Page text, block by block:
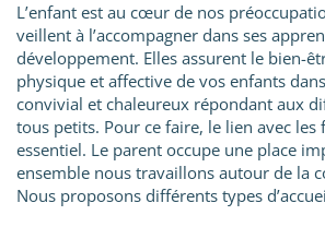
L’enfant est au cœur de nos
veillent à l’accompagner dans ses
développement. Elles assurent le bien-
physique et affective de vos enfants
convivial et chaleureux répondant aux
tous petits. Pour ce faire, le lien avec les
essentiel. Le parent occupe une place
ensemble nous travaillons autour de la
Nous proposons différents types